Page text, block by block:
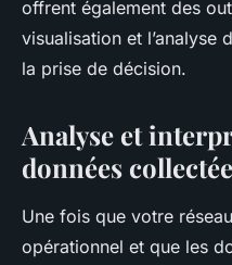
offrent également des
visualisation et l’analyse
la prise de décision.
Analyse et
données
Une fois que votre
opérationnel et que les